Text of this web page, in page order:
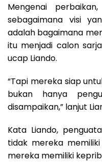
Mengenai
sebagaimana visi
adalah bagaimana
itu menjadi calon
ucap Liando.
“Tapi mereka siap
bukan hanya
disampaikan,” lanjut
Kata Liando,
tidak mereka
mereka memiliki